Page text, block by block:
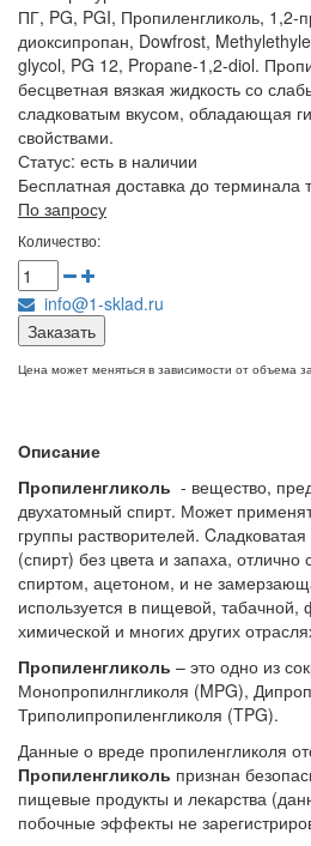
ПГ, PG, PGI, Пропиленгликоль, 1,2-
диоксипропан, Dowfrost,
glycol, PG 12, Propane-1,2-diol.
бесцветная вязкая жидкость со
сладковатым вкусом, обладающая
свойствами.
Статус: есть в наличии
Бесплатная доставка до терминала
По запросу
Количество:
info@1-sklad.ru
Заказать
Цена может меняться в зависимости от объема
Описание
Пропиленгликоль - вещество,
двухатомный спирт. Может
группы растворителей.
(спирт) без цвета и запаха,
спиртом, ацетоном, и не
используется в пищевой, табачной,
химической и многих других
Пропиленгликоль – это одно из
Монопропилнгликоля (MPG),
Триполипропиленгликоля (TPG).
Данные о вреде пропиленгликоля
Пропиленгликоль признан
пищевые продукты и лекарства
побочные эффекты не